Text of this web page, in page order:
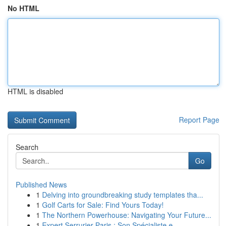
No HTML
HTML is disabled
Report Page
Search
Go
Published News
1 Delving into groundbreaking study templates tha...
1 Golf Carts for Sale: Find Yours Today!
1 The Northern Powerhouse: Navigating Your Future...